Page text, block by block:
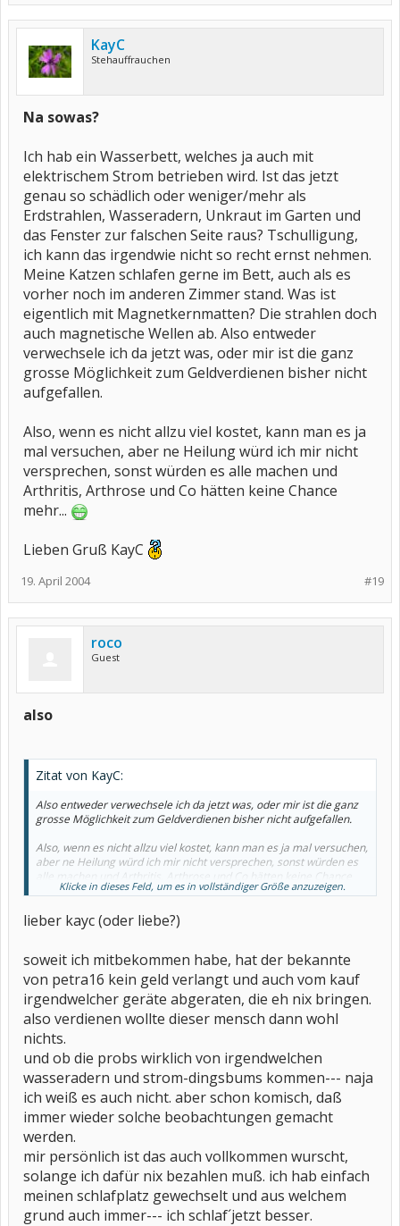
KayC
Stehauffrauchen
Na sowas?
Ich hab ein Wasserbett, welches ja auch mit
elektrischem Strom betrieben wird. Ist das jetzt
genau so schädlich oder weniger/mehr als
Erdstrahlen, Wasseradern, Unkraut im Garten und
das Fenster zur falschen Seite raus? Tschulligung,
ich kann das irgendwie nicht so recht ernst nehmen.
Meine Katzen schlafen gerne im Bett, auch als es
vorher noch im anderen Zimmer stand. Was ist
eigentlich mit Magnetkernmatten? Die strahlen doch
auch magnetische Wellen ab. Also entweder
verwechsele ich da jetzt was, oder mir ist die ganz
grosse Möglichkeit zum Geldverdienen bisher nicht
aufgefallen.
Also, wenn es nicht allzu viel kostet, kann man es ja
mal versuchen, aber ne Heilung würd ich mir nicht
versprechen, sonst würden es alle machen und
Arthritis, Arthrose und Co hätten keine Chance
mehr...
Lieben Gruß KayC
#19
19. April 2004
roco
Guest
also
Zitat von KayC:
Also entweder verwechsele ich da jetzt was, oder mir ist die ganz
grosse Möglichkeit zum Geldverdienen bisher nicht aufgefallen.
Also, wenn es nicht allzu viel kostet, kann man es ja mal versuchen,
aber ne Heilung würd ich mir nicht versprechen, sonst würden es
alle machen und Arthritis, Arthrose und Co hätten keine Chance
mehr...
Lieben Gruß KayC
Klicke in dieses Feld, um es in vollständiger Größe anzuzeigen.
lieber kayc (oder liebe?)
soweit ich mitbekommen habe, hat der bekannte
von petra16 kein geld verlangt und auch vom kauf
irgendwelcher geräte abgeraten, die eh nix bringen.
also verdienen wollte dieser mensch dann wohl
nichts.
und ob die probs wirklich von irgendwelchen
wasseradern und strom-dingsbums kommen--- naja
ich weiß es auch nicht. aber schon komisch, daß
immer wieder solche beobachtungen gemacht
werden.
mir persönlich ist das auch vollkommen wurscht,
solange ich dafür nix bezahlen muß. ich hab einfach
meinen schlafplatz gewechselt und aus welchem
grund auch immer--- ich schlaf´jetzt besser.